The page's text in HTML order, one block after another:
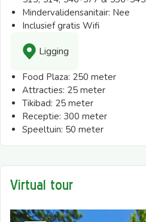
Mindervalidensanitair: Nee
Inclusief gratis Wifi
Ligging
Food Plaza: 250 meter
Attracties: 25 meter
Tikibad: 25 meter
Receptie: 300 meter
Speeltuin: 50 meter
Virtual tour